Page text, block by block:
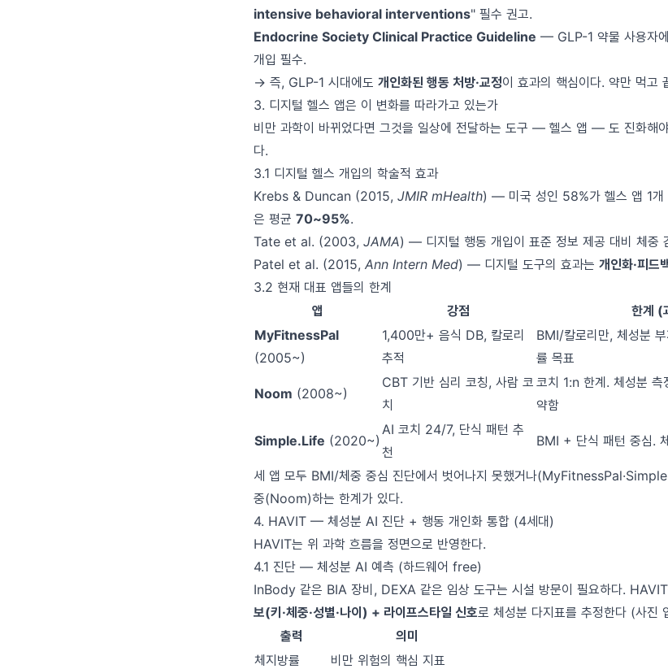
intensive behavioral interventions" 필수 권고.
Endocrine Society Clinical Practice Guideline — GLP-1 약물 사용자에
개입 필수.
→ 즉, GLP-1 시대에도 개인화된 행동 처방·교정이 효과의 핵심이다. 약만 먹고
3. 디지털 헬스 앱은 이 변화를 따라가고 있는가
비만 과학이 바뀌었다면 그것을 일상에 전달하는 도구 — 헬스 앱 — 도 진화해
다.
3.1 디지털 헬스 개입의 학술적 효과
Krebs & Duncan (2015, JMIR mHealth) — 미국 성인 58%가 헬스 앱 1개
은 평균 70~95%.
Tate et al. (2003, JAMA) — 디지털 행동 개입이 표준 정보 제공 대비 체중
Patel et al. (2015, Ann Intern Med) — 디지털 도구의 효과는 개인화·피드
3.2 현재 대표 앱들의 한계
앱
강점
한계 (
MyFitnessPal
(2005~)
1,400만+ 음식 DB, 칼로리
추적
BMI/칼로리만, 체성분
률 목표
Noom (2008~)
CBT 기반 심리 코칭, 사람 코
치
코치 1:n 한계. 체성분
약함
Simple.Life (2020~)
AI 코치 24/7, 단식 패턴 추
천
BMI + 단식 패턴 중심.
세 앱 모두 BMI/체중 중심 진단에서 벗어나지 못했거나
중(Noom)하는 한계가 있다.
4. HAVIT — 체성분 AI 진단 + 행동 개인화 통합 (4세대)
HAVIT는 위 과학 흐름을 정면으로 반영한다.
4.1 진단 — 체성분 AI 예측 (하드웨어 free)
InBody 같은 BIA 장비, DEXA 같은 임상 도구는 시설 방문이 필요하다.
보(키·체중·성별·나이) + 라이프스타일 신호로 체성분 다지표를 추정한다 (사진
출력
의미
체지방률
비만 위험의 핵심 지표